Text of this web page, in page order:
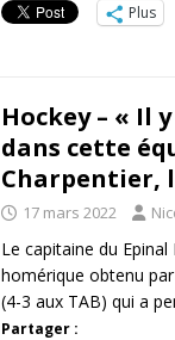
Plus
Hockey – « Il
dans cette
Charpentier,
17 mars 2022
Le capitaine du
homérique obtenu
(4-3 aux TAB) qui a
Partager :